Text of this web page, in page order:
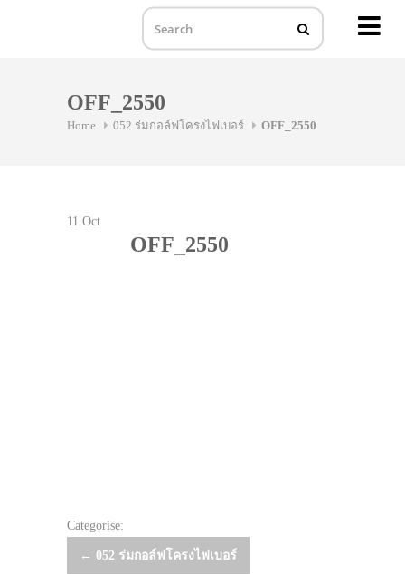
OFF_2550
Home 052 ร่มกอล์ฟโครงไฟเบอร์ OFF_2550
11 Oct
OFF_2550
Categorise:
Post
← 052 ร่มกอล์ฟโครงไฟเบอร์